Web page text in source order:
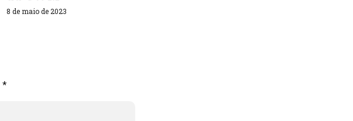
8 de maio de 2023
*